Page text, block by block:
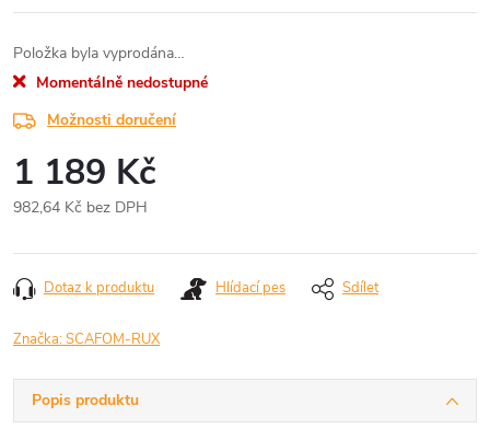
Položka byla vyprodána…
Momentálně nedostupné
Možnosti doručení
1 189 Kč
982,64 Kč bez DPH
cena:
Dotaz k produktu Hlídací pes Sdílet
Značka:SCAFOM-RUX
Popis produktu